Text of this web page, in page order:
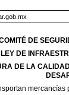
DE
LEY DE
DE LA
mercancías